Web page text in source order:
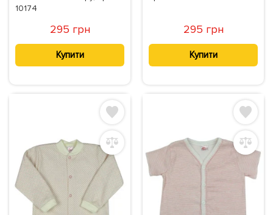
10174
295 грн
Купити
295 грн
Купити